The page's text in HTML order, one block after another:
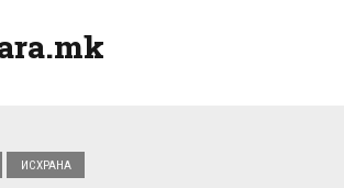
ИСХРАНА